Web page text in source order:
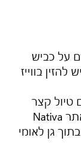
על כביש
בווייז
טיול קצר
בנחל ערוגות או עין בוקק הסמוכים. אתר Nativa
גן לאומי